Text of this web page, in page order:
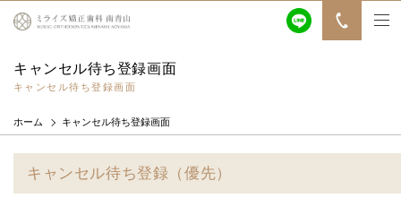
キャンセル待ち登録画面
キャンセル待ち登録画面
ホーム キャンセル待ち登録画面
キャンセル待ち登録（優先）